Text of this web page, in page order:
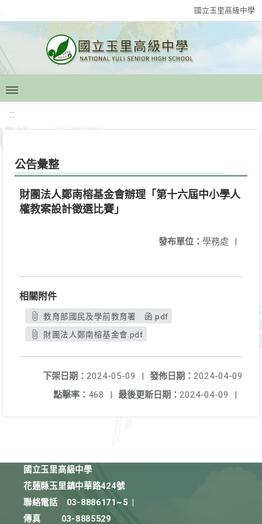
國立玉里高級中學
:::
公告彙整
財團法人鄭南榕基金會辦理「第十六屆中小學人
權教案設計徵選比賽」
發布單位： 學務處 |
相關附件
教育部國民及學前教育署 函.pdf
財團法人鄭南榕基金會.pdf
發佈日期： 2024-04-09
下架日期： 2024-05-09
|
最後更新日期： 2024-04-09 |
點擊率： 468 |
國立玉里高級中學
花蓮縣玉里鎮中華路424號
聯絡電話
03-8886171~5
傳真
03-8885529